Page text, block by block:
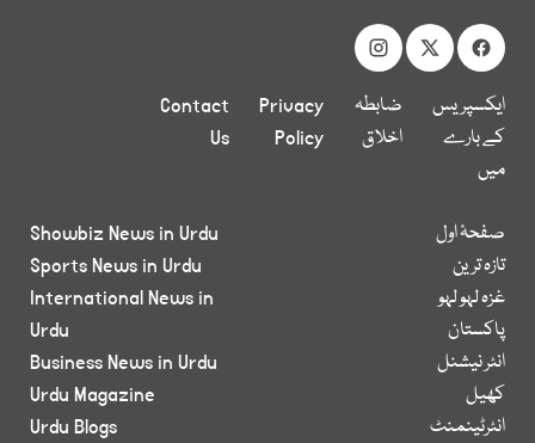
ایکسپریس
کے بارے
میں
ضابطہ
اخلاق
Privacy
Policy
Contact
Us
صفحۂ اول
تازہ ترین
غزہ لہو لہو
پاکستان
انٹر نیشنل
کھیل
انٹرٹینمنٹ
Showbiz News in Urdu
Sports News in Urdu
International News in
Urdu
Business News in Urdu
Urdu Magazine
Urdu Blogs